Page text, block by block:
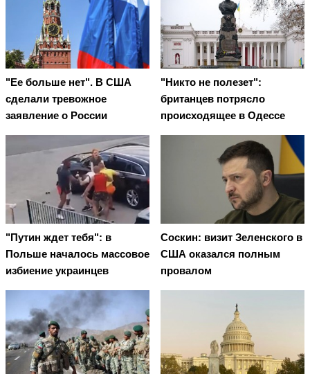
"Ее больше нет". В США
сделали тревожное
заявление о России
"Никто не полезет":
британцев потрясло
происходящее в Одессе
"Путин ждет тебя": в
Польше началось массовое
избиение украинцев
Соскин: визит Зеленского в
США оказался полным
провалом